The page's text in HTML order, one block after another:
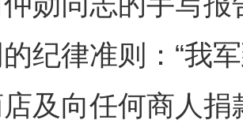
纪律准则：“我
及向任何商人捐